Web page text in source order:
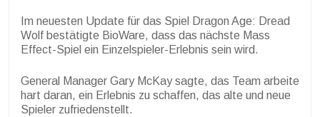
Im neuesten Update für das Spiel Dragon Age: Dread
Wolf bestätigte BioWare, dass das nächste Mass
Effect-Spiel ein Einzelspieler-Erlebnis sein wird.
General Manager Gary McKay sagte, das Team arbeite
hart daran, ein Erlebnis zu schaffen, das alte und neue
Spieler zufriedenstellt.